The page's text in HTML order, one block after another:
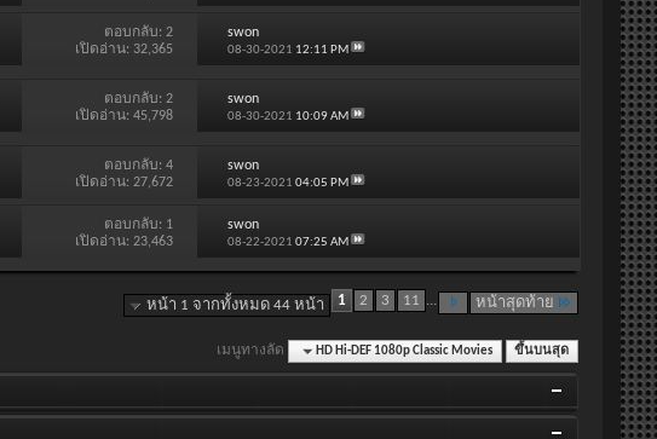
ตอบกลับ:2
เปิดอ่าน: 32,365
swon
08-30-2021 12:11 PM
ตอบกลับ:2
เปิดอ่าน: 45,798
swon
08-30-2021 10:09 AM
ตอบกลับ:4
เปิดอ่าน: 27,672
swon
08-23-2021 04:05 PM
ตอบกลับ: 1
เปิดอ่าน: 23,463
swon
08-22-2021 07:25 AM
หน้า 1 จากทั้งหมด 44 หน้า 1 2 3 11 ... หน้าสุดท้าย
เมนูทางลัด HD Hi-DEF 1080p Classic Movies ขึ้นบนสุด